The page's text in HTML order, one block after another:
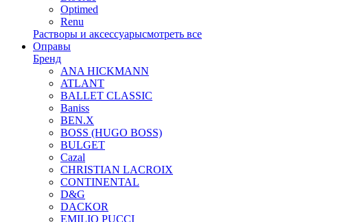
Optimed
Renu
Растворы и аксессуарысмотреть все
Оправы
Бренд
ANA HICKMANN
ATLANT
BALLET CLASSIC
Baniss
BEN.X
BOSS (HUGO BOSS)
BULGET
Cazal
CHRISTIAN LACROIX
CONTINENTAL
D&G
DACKOR
EMILIO PUCCI